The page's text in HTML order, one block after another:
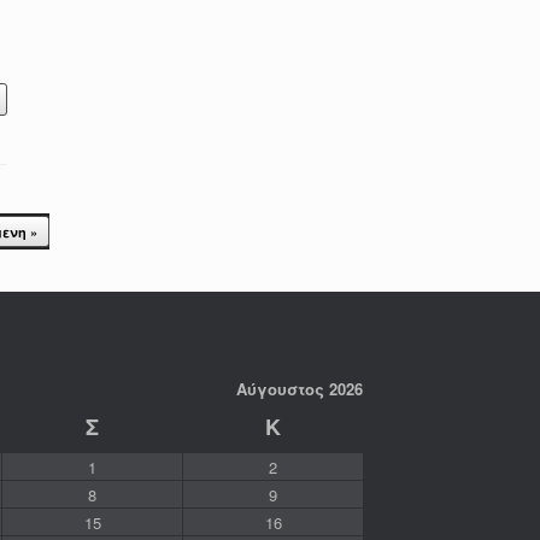
»
Αύγουστος 2026
Σ Κ
1
2
8
9
15
16